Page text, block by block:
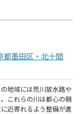
都墨田区・北十間
地域には荒川放水路や
これらの川は都心の親
近寄れるよう整備が進